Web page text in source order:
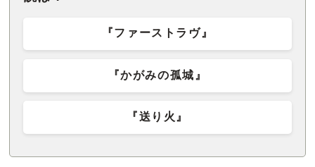
『ファーストラヴ』
『かがみの孤城』
『送り火』